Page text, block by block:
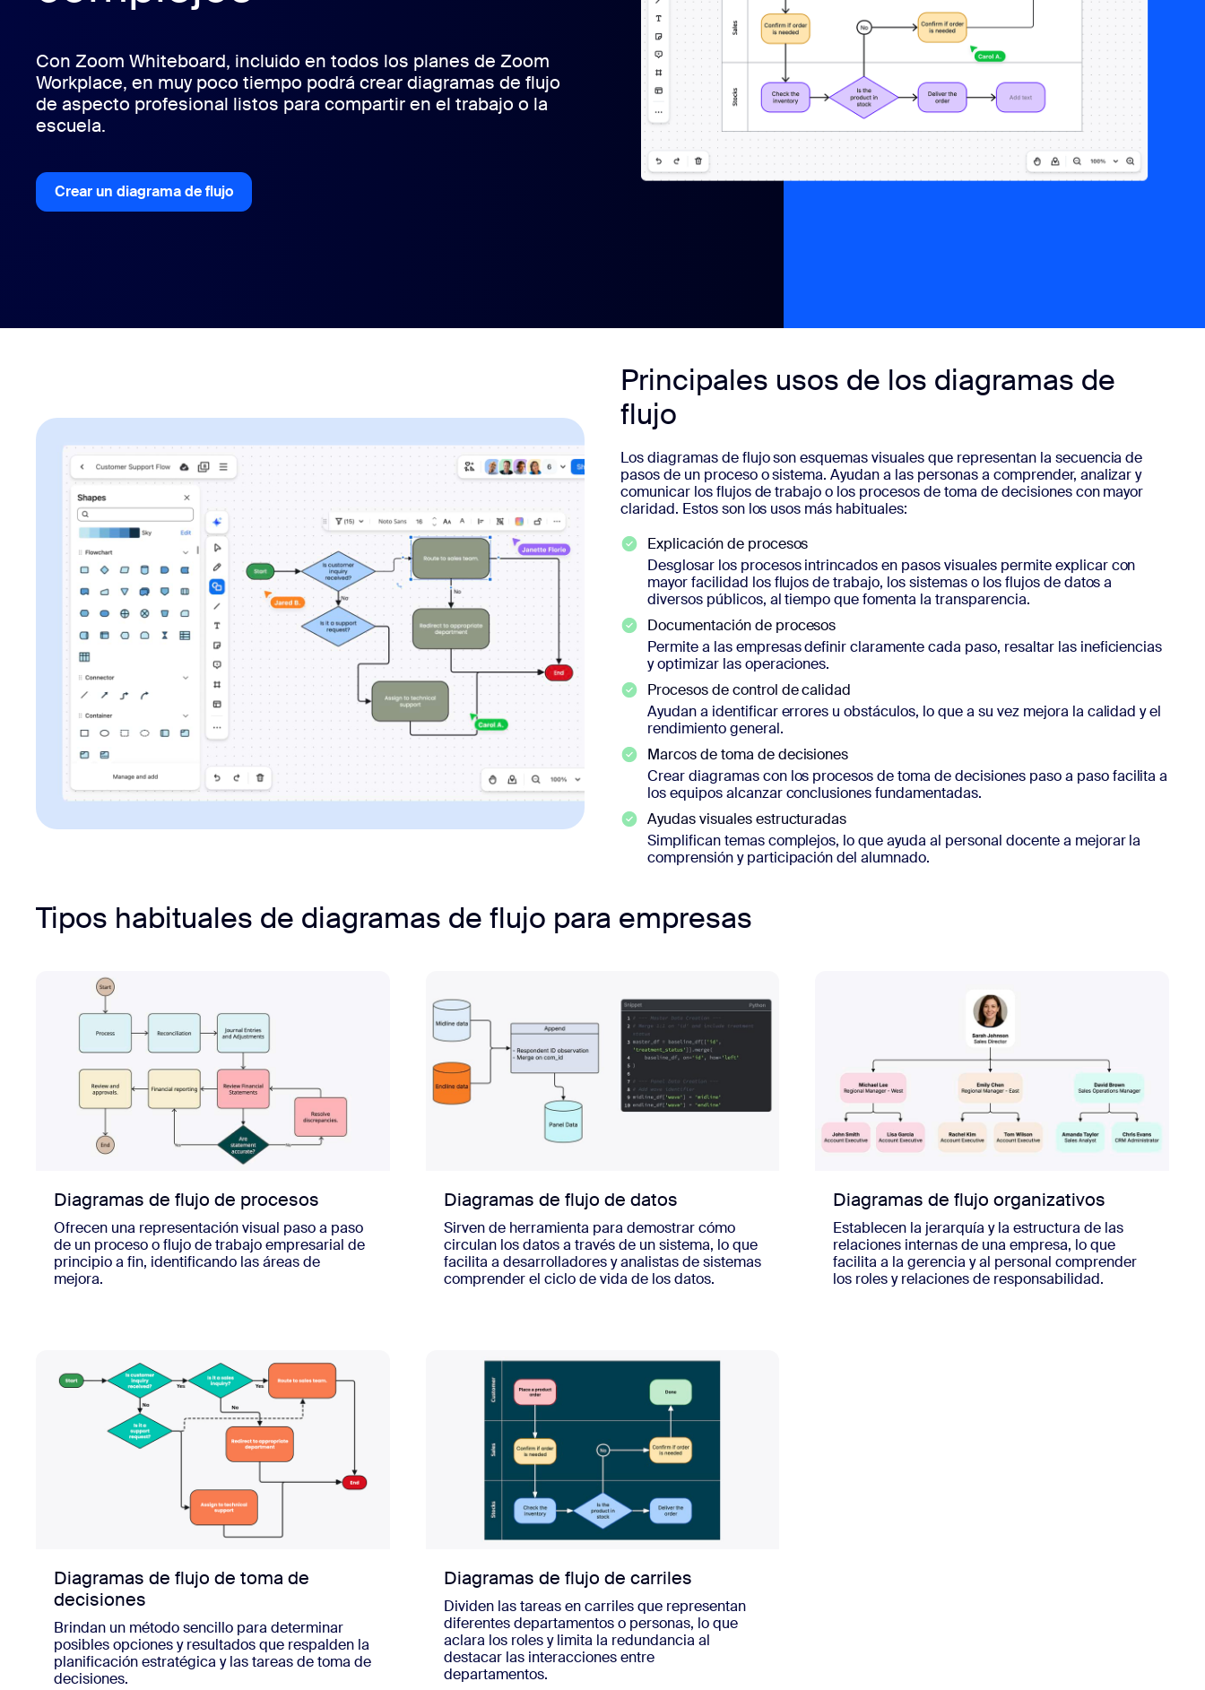
Instalar en el escritorio
Centro de descargas
Iniciar contacto
+1.888.799.9666/+1.888.303.1012
Con Zoom Whiteboard, incluido en todos los planes de Zoom
Workplace, en muy poco tiempo podrá crear diagramas de flujo
de aspecto profesional listos para compartir en el trabajo o la
escuela.
Crear un diagrama de flujo
Crear un diagrama de flujo
Principales usos de los diagramas de
flujo
Los diagramas de flujo son esquemas visuales que representan la secuencia de
pasos de un proceso o sistema. Ayudan a las personas a comprender, analizar y
comunicar los flujos de trabajo o los procesos de toma de decisiones con mayor
claridad. Estos son los usos más habituales:
Explicación de procesos
Desglosar los procesos intrincados en pasos visuales permite explicar con
mayor facilidad los flujos de trabajo, los sistemas o los flujos de datos a
diversos públicos, al tiempo que fomenta la transparencia.
Documentación de procesos
Permite a las empresas definir claramente cada paso, resaltar las ineficiencias
y optimizar las operaciones.
Procesos de control de calidad
Ayudan a identificar errores u obstáculos, lo que a su vez mejora la calidad y el
rendimiento general.
Marcos de toma de decisiones
Crear diagramas con los procesos de toma de decisiones paso a paso facilita a
los equipos alcanzar conclusiones fundamentadas.
Ayudas visuales estructuradas
Simplifican temas complejos, lo que ayuda al personal docente a mejorar la
comprensión y participación del alumnado.
Tipos habituales de diagramas de flujo para empresas
Diagramas de flujo de procesos
Ofrecen una representación visual paso a paso
de un proceso o flujo de trabajo empresarial de
principio a fin, identificando las áreas de
mejora.
Diagramas de flujo de datos
Sirven de herramienta para demostrar cómo
circulan los datos a través de un sistema, lo que
facilita a desarrolladores y analistas de sistemas
comprender el ciclo de vida de los datos.
Diagramas de flujo organizativos
Establecen la jerarquía y la estructura de las
relaciones internas de una empresa, lo que
facilita a la gerencia y al personal comprender
los roles y relaciones de responsabilidad.
Diagramas de flujo de toma de
decisiones
Brindan un método sencillo para determinar
posibles opciones y resultados que respalden la
planificación estratégica y las tareas de toma de
decisiones.
Diagramas de flujo de carriles
Dividen las tareas en carriles que representan
diferentes departamentos o personas, lo que
aclara los roles y limita la redundancia al
destacar las interacciones entre
departamentos.